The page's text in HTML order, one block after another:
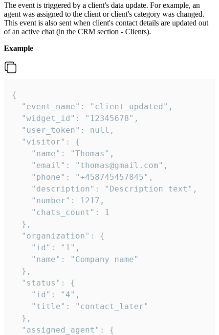
The event is triggered by a client's data update. For example, an
agent was assigned to the client or client's category was changed.
This event is also sent when client's contact details are updated out
of an active chat (in the CRM section - Clients).
Example
{
  "event_name": "client_updated",
  "widget_id": "12345678",
  "user_token": null,
  "visitor": {
    "name": "Thomas",
    "email": "thomas@gmail.com",
    "phone": "+458745457845",
    "description": "Description text",
    "number": 1217,
    "chats_count": 1
  },
  "organization": {
    "id": "1",
    "name": "Company name"
  },
  "status": {
    "id": "4",
    "title": "contact_later"
  },
  "assigned_agent": {